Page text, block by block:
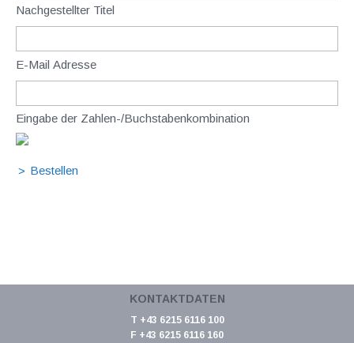
Nachgestellter Titel
E-Mail Adresse
Eingabe der Zahlen-/Buchstabenkombination
KONTAKTDATEN
T +43 6215 6116 100
F +43 6215 6116 160